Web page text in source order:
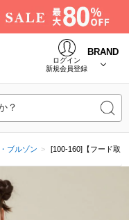
ログイン
新規会員登録
BRAND
？
ブルゾン [100-160]【フード取